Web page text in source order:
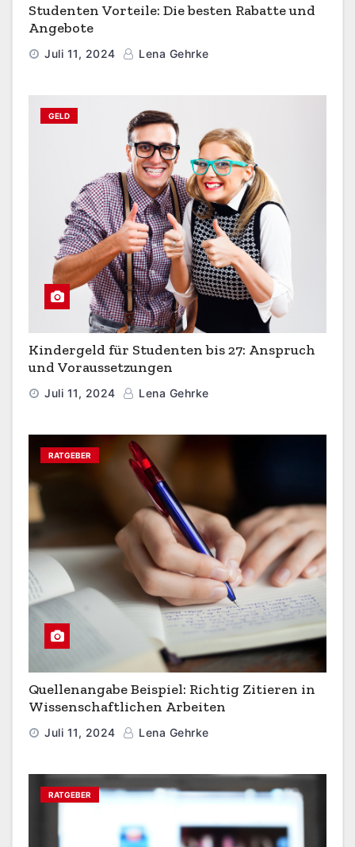
Studenten Vorteile: Die besten Rabatte und
Angebote
Juli 11, 2024 Lena Gehrke
GELD
Kindergeld für Studenten bis 27: Anspruch
und Voraussetzungen
Juli 11, 2024 Lena Gehrke
RATGEBER
Quellenangabe Beispiel: Richtig Zitieren in
Wissenschaftlichen Arbeiten
Juli 11, 2024 Lena Gehrke
RATGEBER